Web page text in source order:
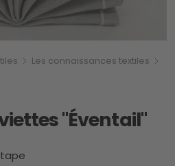
Les connaissances textiles
"Éventail"